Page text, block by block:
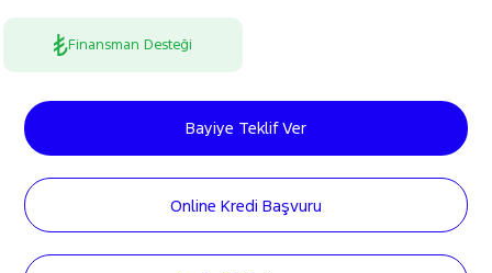
Finansman Desteği
Bayiye Teklif Ver
Online Kredi Başvuru